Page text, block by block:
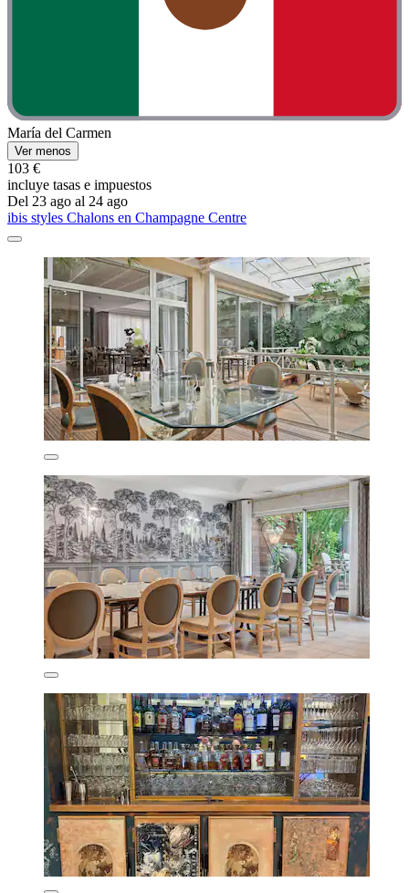
María del Carmen
Ver menos
103 €
incluye tasas e impuestos
Del 23 ago al 24 ago
ibis styles Chalons en Champagne Centre